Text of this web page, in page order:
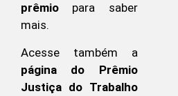
prêmio para saber
mais.
Acesse também a
página do Prêmio
Justiça do Trabalho